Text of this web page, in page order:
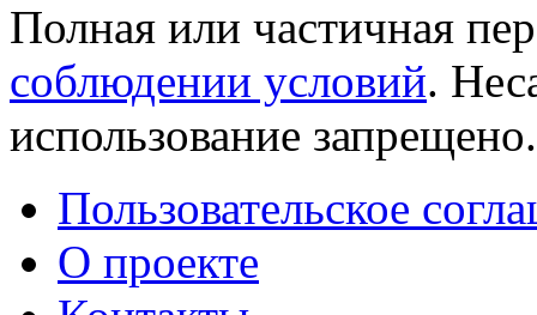
Полная или частичная
соблюдении условий.
использование
Пользовательское
О проекте